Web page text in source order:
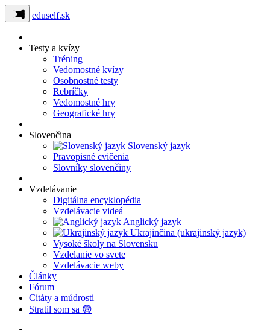
eduself.sk
Testy a kvízy
Tréning
Vedomostné kvízy
Osobnostné testy
Rebríčky
Vedomostné hry
Geografické hry
Slovenčina
Slovenský jazyk
Pravopisné cvičenia
Slovníky slovenčiny
Vzdelávanie
Digitálna encyklopédia
Vzdelávacie videá
Anglický jazyk
Ukrajinčina (ukrajinský jazyk)
Vysoké školy na Slovensku
Vzdelanie vo svete
Vzdelávacie weby
Články
Fórum
Citáty a múdrosti
Stratil som sa 😨